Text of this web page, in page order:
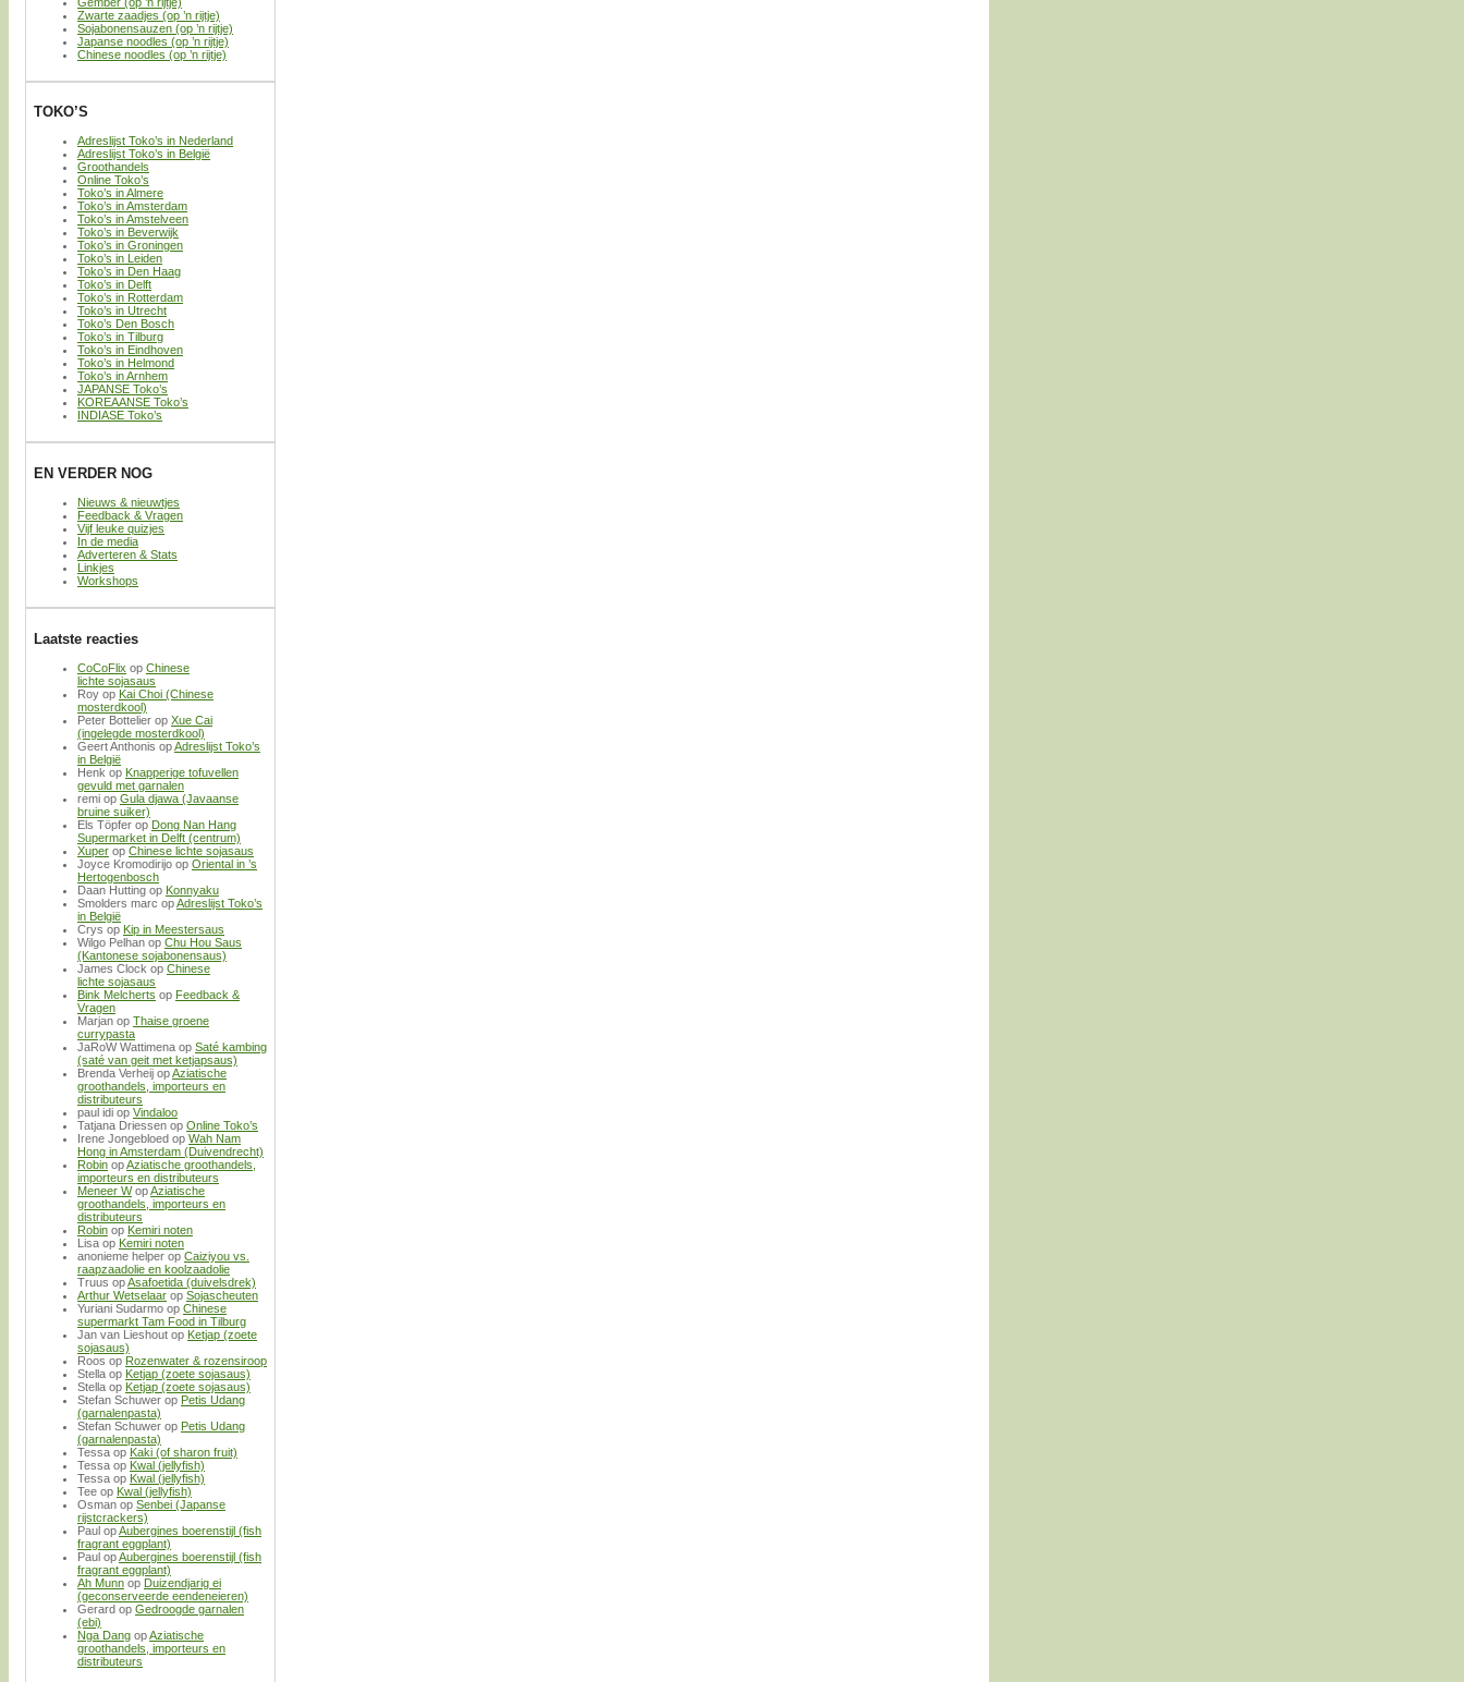
Zwarte zaadjes (op ’n rijtje)
Sojabonensauzen (op ’n rijtje)
Japanse noodles (op ’n rijtje)
Chinese noodles (op ’n rijtje)
TOKO’S
Adreslijst Toko’s in Nederland
Adreslijst Toko’s in België
Groothandels
Online Toko’s
Toko’s in Almere
Toko’s in Amsterdam
Toko’s in Amstelveen
Toko’s in Beverwijk
Toko’s in Groningen
Toko’s in Leiden
Toko’s in Den Haag
Toko’s in Delft
Toko’s in Rotterdam
Toko’s in Utrecht
Toko’s Den Bosch
Toko’s in Tilburg
Toko’s in Eindhoven
Toko’s in Helmond
Toko’s in Arnhem
JAPANSE Toko’s
KOREAANSE Toko’s
INDIASE Toko’s
EN VERDER NOG
Nieuws & nieuwtjes
Feedback & Vragen
Vijf leuke quizjes
In de media
Adverteren & Stats
Linkjes
Workshops
Laatste reacties
CoCoFlix op Chinese
lichte sojasaus
Roy op Kai Choi (Chinese
mosterdkool)
Peter Bottelier op Xue Cai
(ingelegde mosterdkool)
Geert Anthonis opAdreslijst Toko’s
in België
Henk op Knapperige tofuvellen
gevuld met garnalen
remi op Gula djawa (Javaanse
bruine suiker)
Els Töpfer op Dong Nan Hang
Supermarket in Delft (centrum)
Xuper op Chinese lichte sojasaus
Joyce Kromodirijo op Oriental in ’s
Hertogenbosch
Daan Hutting op Konnyaku
Smolders marc opAdreslijst Toko’s
in België
Crys op Kip in Meestersaus
Wilgo Pelhan op Chu Hou Saus
(Kantonese sojabonensaus)
James Clock op Chinese
lichte sojasaus
Bink Melcherts op Feedback &
Vragen
Marjan op Thaise groene
currypasta
JaRoW Wattimena op Saté kambing
(saté van geit met ketjapsaus)
Brenda Verheij opAziatische
groothandels, importeurs en
distributeurs
paul idi op Vindaloo
Tatjana Driessen op Online Toko’s
Irene Jongebloed op Wah Nam
Hong in Amsterdam (Duivendrecht)
Robin opAziatische groothandels,
importeurs en distributeurs
Meneer WopAziatische
groothandels, importeurs en
distributeurs
Robin op Kemiri noten
Lisa op Kemiri noten
anonieme helper op Caiziyou vs.
raapzaadolie en koolzaadolie
Truus opAsafoetida (duivelsdrek)
Arthur Wetselaar op Sojascheuten
Yuriani Sudarmo op Chinese
supermarkt Tam Food in Tilburg
Jan van Lieshout op Ketjap (zoete
sojasaus)
Roos op Rozenwater & rozensiroop
Stella op Ketjap (zoete sojasaus)
Stella op Ketjap (zoete sojasaus)
Stefan Schuwer op Petis Udang
(garnalenpasta)
Stefan Schuwer op Petis Udang
(garnalenpasta)
Tessa op Kaki (of sharon fruit)
Tessa op Kwal (jellyfish)
Tessa op Kwal (jellyfish)
Tee op Kwal (jellyfish)
Osman op Senbei (Japanse
rijstcrackers)
Paul opAubergines boerenstijl (fish
fragrant eggplant)
Paul opAubergines boerenstijl (fish
fragrant eggplant)
Ah Munn op Duizendjarig ei
(geconserveerde eendeneieren)
Gerard op Gedroogde garnalen
(ebi)
Nga Dang opAziatische
groothandels, importeurs en
distributeurs